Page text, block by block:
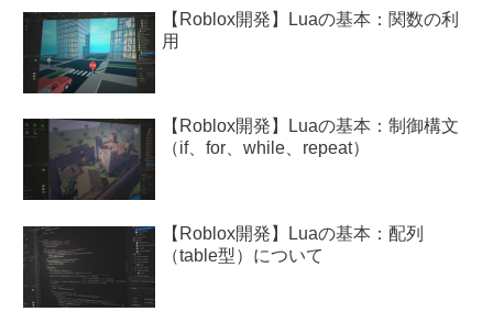
【Roblox開発】Luaの基本：関数の利
用
【Roblox開発】Luaの基本：制御構文
（if、for、while、repeat）
【Roblox開発】Luaの基本：配列
（table型）について